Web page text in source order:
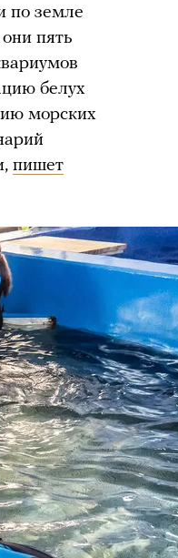
по земле
пять
белух
морских
пишет